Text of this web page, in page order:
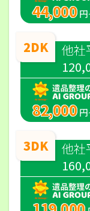
44,000
2DK
他社
82,000
3DK
他社